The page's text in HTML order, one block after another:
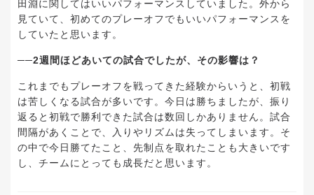
田淵に関してはいいパフォーマンスしていました。外から
見ていて、初めてのプレーオフでもいいパフォーマンスを
していたと思います。
──2週間ほどあいての試合でしたが、その影響は？
これまでもプレーオフを戦ってきた経験からいうと、初戦
は苦しくなる試合が多いです。今日は勝ちましたが、振り
返ると初戦で勝利できた試合は数回しかありません。試合
間隔があくことで、入りやリズムは失ってしまいます。そ
の中で今日勝てたこと、先制点を取れたことも大きいです
し、チームにとっても成長だと思います。